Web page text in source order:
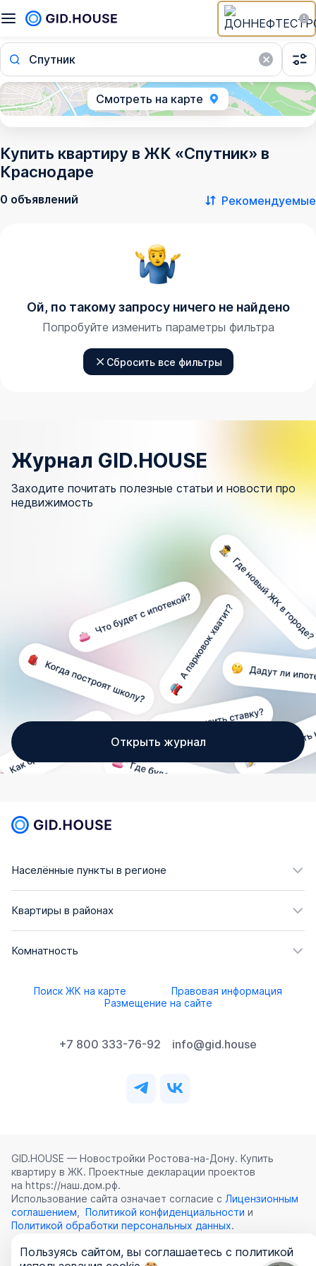
Спутник
Смотреть на карте
Купить квартиру в ЖК «Спутник» в
Краснодаре
0 объявлений Рекомендуемые
Ой, по такому запросу ничего не найдено
Попробуйте изменить параметры фильтра
Сбросить все фильтры
Журнал GID.HOUSE
Заходите почитать полезные статьи и новости про
недвижимость
Открыть журнал
Населённые пункты в регионе
Квартиры в районах
Комнатность
Поиск ЖК на карте
Правовая информация
Размещение на сайте
+7 800 333-76-92 info@gid.house
GID.HOUSE — Новостройки Ростова‑на‑Дону. Купить
квартиру в ЖК. Проектные декларации проектов
на https://наш.дом.рф.
Использование сайта означает согласие с Лицензионным
соглашением
Политикой конфиденциальности и
Политикой обработки персональных данных.
© 2026ООО «ГИД.ХАУЗ»
Пользуясь сайтом, вы соглашаетесь с политикой